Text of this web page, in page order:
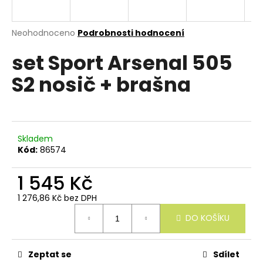
Průměrné
produktu
je
0,0
z
Neohodnoceno Podrobnosti hodnocení
set Sport Arsenal 505
S2 nosič + brašna
Skladem
Kód: 86574
1 545 Kč
1 276,86 Kč bez DPH
DO KOŠÍKU
Zeptat se Sdílet
n
a
í
t
?
o